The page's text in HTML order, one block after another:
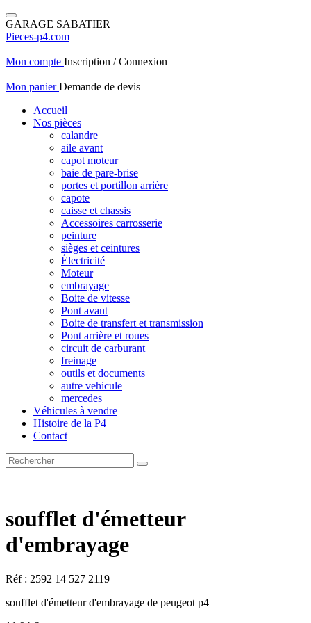
GARAGE SABATIER
Pieces-p4.com
Mon compte Inscription / Connexion
Mon panierDemande de devis
Accueil
Nos pièces
calandre
aile avant
capot moteur
baie de pare-brise
portes et portillon arrière
capote
caisse et chassis
Accessoires carrosserie
peinture
sièges et ceintures
Électricité
Moteur
embrayage
Boite de vitesse
Pont avant
Boite de transfert et transmission
Pont arrière et roues
circuit de carburant
freinage
outils et documents
autre vehicule
mercedes
Véhicules à vendre
Histoire de la P4
Contact
soufflet d'émetteur
d'embrayage
Réf : 2592 14 527 2119
soufflet d'émetteur d'embrayage de peugeot p4